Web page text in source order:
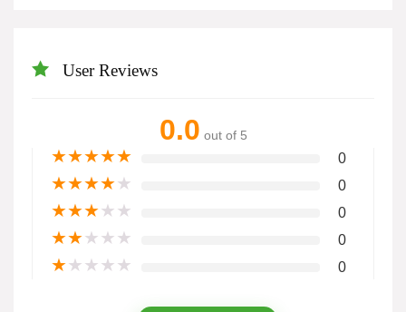
User Reviews
0.0 out of 5
★★★★★ 0
★★★★★ 0
★★★★★ 0
★★★★★ 0
★★★★★ 0